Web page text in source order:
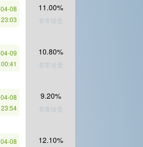
04-08
23:03
11.00%
非常珍贵
04-09
00:41
10.80%
非常珍贵
04-08
23:54
9.20%
非常珍贵
04-08
12.10%